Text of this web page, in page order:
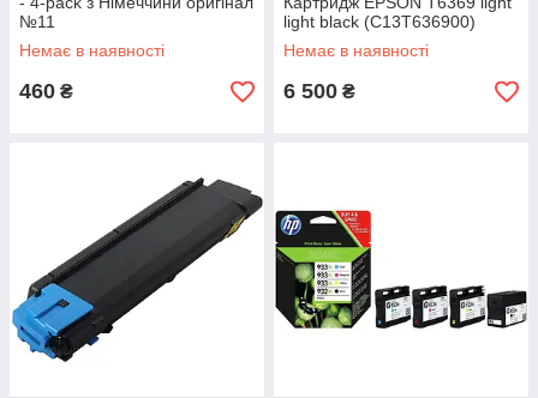
№11
Немає в наявності
460 ₴
light black (C13T636900)
Немає в наявності
6 500 ₴